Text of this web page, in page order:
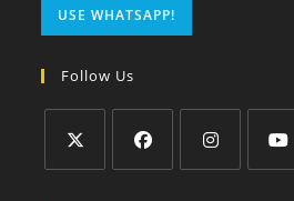
USE WHATSAPP!
Follow Us